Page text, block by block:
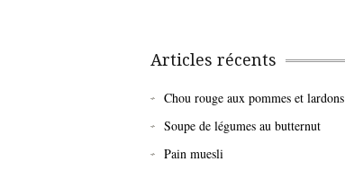
Articles récents
Chou rouge aux pommes et lardons
Soupe de légumes au butternut
Pain muesli